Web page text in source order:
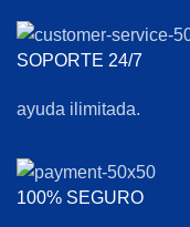
SOPORTE 24/7
ayuda ilimitada.
100% SEGURO